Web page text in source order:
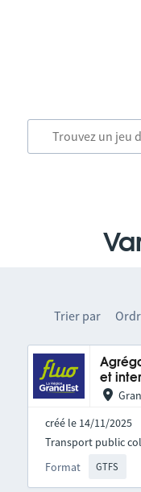
Trier par
et
créé le 14/11/2025
Format GTFS
Transport public